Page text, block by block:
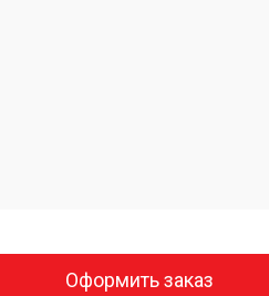
Оформить заказ